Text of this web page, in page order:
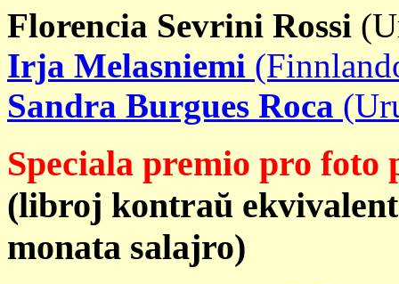
Florencia Sevrini Rossi
Irja Melasniemi
Sandra Burgues Roca
Speciala premio pro foto
(libroj kontraŭ
monata salajro)